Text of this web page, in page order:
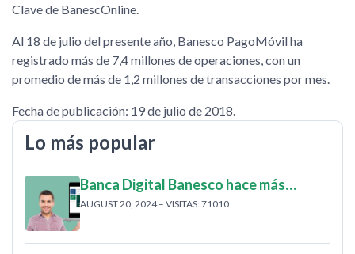
Clave de BanescOnline.
Al 18 de julio del presente año, Banesco PagoMóvil ha
registrado más de 7,4 millones de operaciones, con un
promedio de más de 1,2 millones de transacciones por mes.
Fecha de publicación: 19 de julio de 2018.
Lo más popular
Banca Digital Banesco hace más…
AUGUST 20, 2024 – VISITAS: 71010